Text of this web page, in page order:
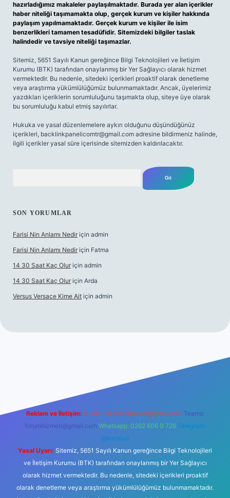
hazırladığımız makaleler paylaşılmaktadır. Burada yer alan içerikler
haber niteliği taşımamakta olup, gerçek kurum ve kişiler hakkında
paylaşım yapılmamaktadır. Gerçek kurum ve kişiler ile isim
benzerlikleri tamamen tesadüfidir. Sitemizdeki bilgiler taslak
halindedir ve tavsiye niteliği taşımazlar.
Sitemiz, 5651 Sayılı Kanun gereğince Bilgi Teknolojileri ve İletişim
Kurumu (BTK) tarafından onaylanmış bir Yer Sağlayıcı olarak hizmet
vermektedir. Bu nedenle, sitedeki içerikleri proaktif olarak denetleme
veya araştırma yükümlülüğümüz bulunmamaktadır. Ancak, üyelerimiz
yazdıkları içeriklerin sorumluluğunu taşımakta olup, siteye üye olarak
bu sorumluluğu kabul etmiş sayılırlar.
Hukuka ve yasal düzenlemelere aykırı olduğunu düşündüğünüz
içerikleri, backlinkpanelicomtr@gmail.com adresine bildirmeniz halinde,
ilgili içerikler yasal süre içerisinde sitemizden kaldırılacaktır.
SON YORUMLAR
Farisi Nin Anlamı Nedir için admin
Farisi Nin Anlamı Nedir için Fatma
14 30 Saat Kaç Olur için admin
14 30 Saat Kaç Olur için Arda
Versus Versace Kime Ait için admin
Reklam ve İletişim: E-mail: backlinkpaneli@gmail.com Teams:
forumhizmeti@gmail.com Whatsapp: 0262 606 0 726 Telegram:
@karabul
Yasal Uyarı: Sitemiz, 5651 Sayılı Kanun gereğince Bilgi Teknolojileri
ve İletişim Kurumu (BTK) tarafından onaylanmış bir Yer Sağlayıcı
olarak hizmet vermektedir. Bu nedenle, sitedeki içerikleri proaktif
olarak denetleme veya araştırma yükümlülüğümüz bulunmamaktadır.